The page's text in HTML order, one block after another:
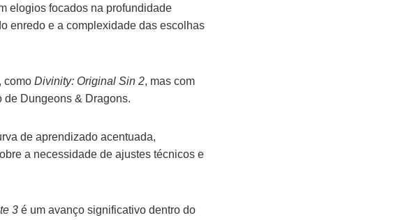
elogios focados na profundidade
enredo e a complexidade das escolhas
como Divinity: Original Sin 2, mas com
de Dungeons & Dragons.
de aprendizado acentuada,
a necessidade de ajustes técnicos e
3é um avanço significativo dentro do